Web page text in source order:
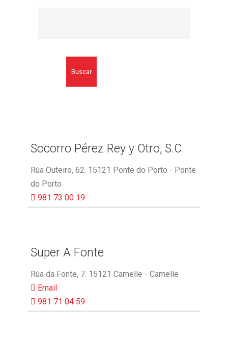
Buscar
Socorro Pérez Rey y Otro, S.C.
Rúa Outeiro, 62. 15121 Ponte do Porto - Ponte
do Porto
981 73 00 19
Super A Fonte
Rúa da Fonte, 7. 15121 Camelle - Camelle
Email
981 71 04 59